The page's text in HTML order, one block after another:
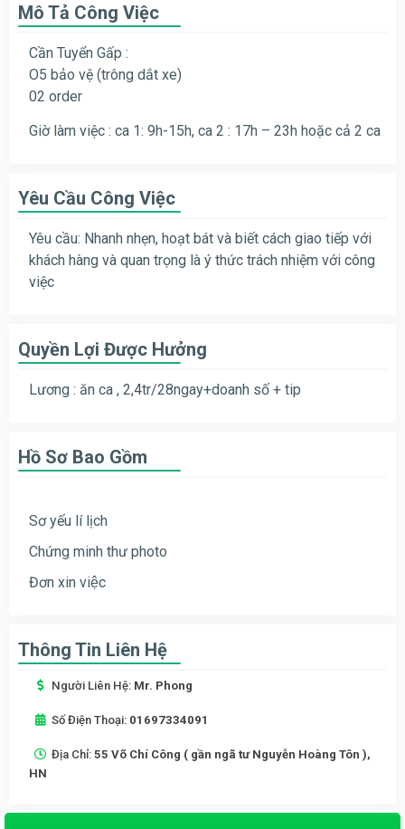
Mô Tả Công Việc
Cần Tuyển Gấp :
O5 bảo vệ (trông dắt xe)
02 order
Giờ làm việc : ca 1: 9h-15h, ca 2 : 17h – 23h hoặc cả 2 ca
Yêu Cầu Công Việc
Yêu cầu: Nhanh nhẹn, hoạt bát và biết cách giao tiếp với
khách hàng và quan trọng là ý thức trách nhiệm với công
việc
Quyền Lợi Được Hưởng
Lương : ăn ca , 2,4tr/28ngay+doanh số + tip
Hồ Sơ Bao Gồm
Sơ yếu lí lịch
Chứng minh thư photo
Đơn xin việc
Thông Tin Liên Hệ
Người Liên Hệ: Mr. Phong
Số Điện Thoại: 01697334091
Địa Chỉ: 55 Võ Chí Công ( gần ngã tư Nguyễn Hoàng Tôn ),
HN